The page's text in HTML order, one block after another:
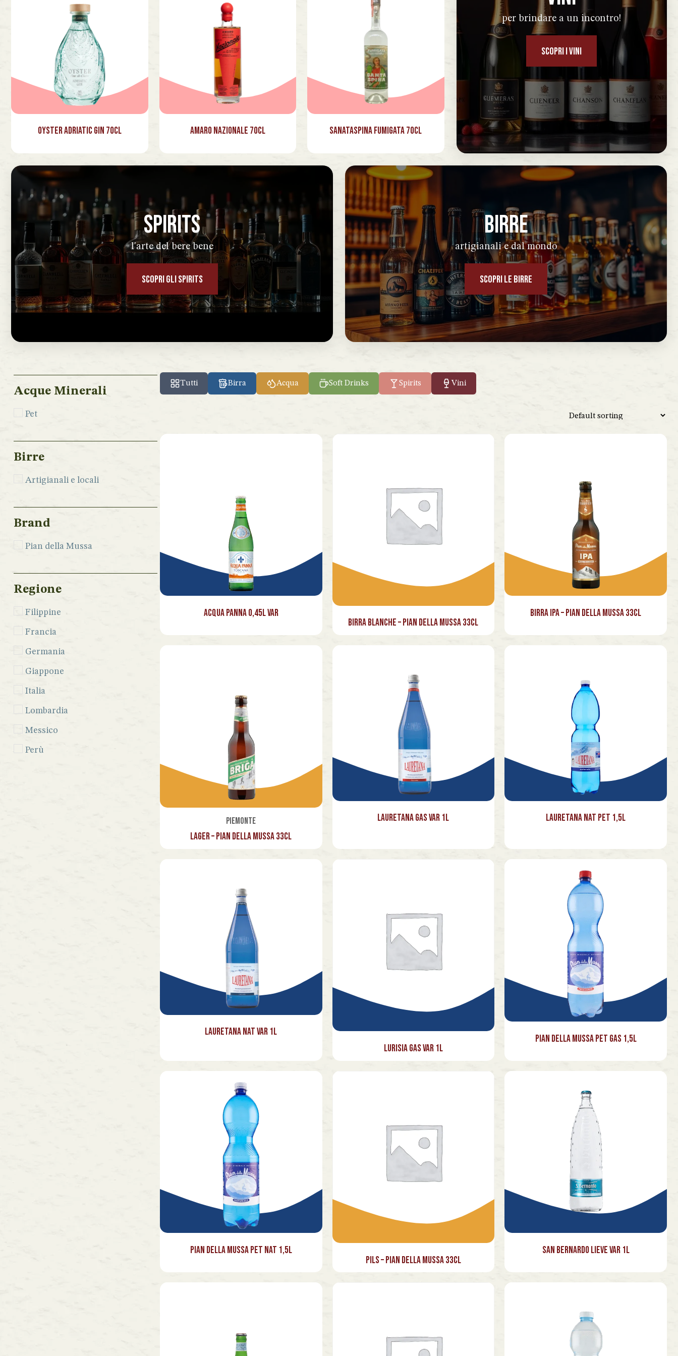
Oyster Adriatic Gin 70cl Amaro Nazionale 70cl Sanataspina Fumigata 70cl
per brindare a un incontro!
SCOPRI I VINI
SPIRITS
l'arte del bere bene
SCOPRI GLI SPIRITS
BIRRE
artigianali e dal mondo
SCOPRI LE BIRRE
Acque Minerali
Pet
Birre
Artigianali e locali
Brand
Pian della Mussa
Regione
Filippine
Francia
Germania
Giappone
Italia
Lombardia
Messico
Perù
Tutti Birra Acqua Soft Drinks Spirits Vini
Acqua Panna 0,45l Var
Birra Blanche – Pian della Mussa 33cl
Birra Ipa – Pian della Mussa 33cl
Piemonte
Lager – Pian della Mussa 33cl
Lauretana Gas Var 1l Lauretana Nat Pet 1,5l
Lauretana Nat Var 1l
Lurisia Gas Var 1l
Pian della Mussa PET Gas 1,5l
Pian della Mussa PET Nat 1,5l
Pils – Pian della Mussa 33cl
San Bernardo Lieve Var 1l